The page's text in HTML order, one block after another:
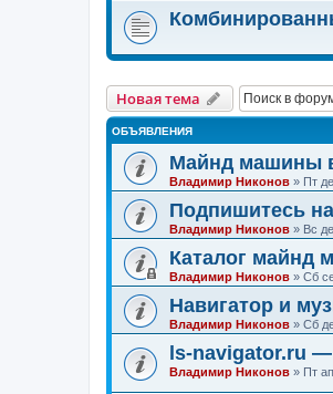
Новая тема
ОБЪЯВЛЕНИЯ
Майнд машины
Владимир Никонов » Пт
Подпишитесь
Владимир Никонов » Вс
Каталог майнд
Владимир Никонов » Сб
Навигатор и
Владимир Никонов » Сб
ls-navigator.ru
Владимир Никонов » Пт